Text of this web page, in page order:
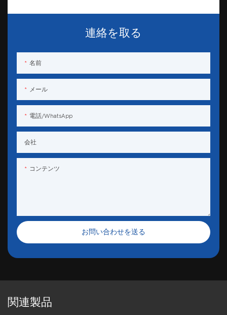
連絡を取る
名前
メール
電話/WhatsApp
会社
コンテンツ
お問い合わせを送る
関連製品